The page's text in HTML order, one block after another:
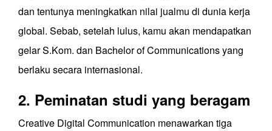
dan tentunya meningkatkan nilai jualmu di dunia kerja
global. Sebab, setelah lulus, kamu akan mendapatkan
gelar S.Kom. dan Bachelor of Communications yang
berlaku secara internasional.
2. Peminatan studi yang beragam
Creative Digital Communication menawarkan tiga